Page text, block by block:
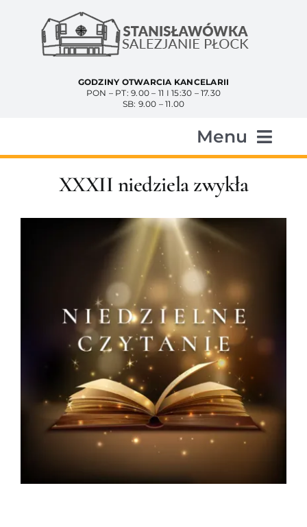
zawartości
GODZINY OTWARCIA KANCELARII
PON – PT: 9.00 – 11 I 15:30 – 17.30
SB: 9.00 – 11.00
Menu
Aktualności
Duszpasterze
Grupy parafialne
Wspólnoty
XXXII niedziela zwykła